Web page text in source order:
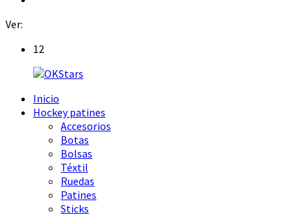
Ver:
12
Inicio
Hockey patines
Accesorios
Botas
Bolsas
Téxtil
Ruedas
Patines
Sticks